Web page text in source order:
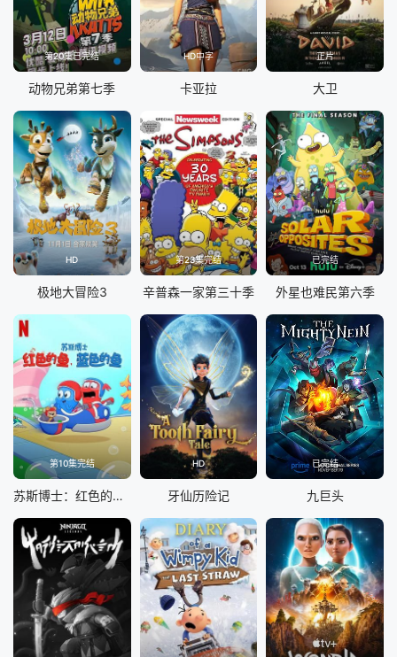
第20集已完结
动物兄弟第七季
HD中字
卡亚拉
正片
大卫
HD
极地大冒险3
第23集完结
辛普森一家第三十季
已完结
外星也难民第六季
第10集完结
苏斯博士：红色的鱼，蓝色的鱼
HD
牙仙历险记
已完结
九巨头